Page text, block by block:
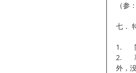
（参
七．
1.
2.
外，